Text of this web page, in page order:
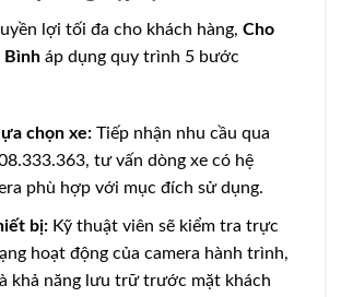
lợi tối đa cho khách hàng, Cho
Bình áp dụng quy trình 5 bước
chọn xe:Tiếp nhận nhu cầu qua
tư vấn dòng xe có hệ
phù hợp với mục đích sử dụng.
bị:Kỹ thuật viên sẽ kiểm tra trực
hoạt động của camera hành trình,
khả năng lưu trữ trước mặt khách